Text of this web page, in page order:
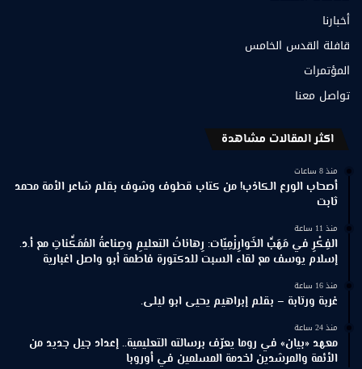
أخبارنا
قافلة القدس الخامس
المؤتمرات
تواصل معنا
اكثر المقالات مشاهدة
منذ 8 ساعات
أصحاب الورع الكاذب! من كتاب قطوف وشوف بقلم شاعر الأمة محمد
ثابت
منذ 11 ساعة
الفِكْرِ في مَهَبِّ الخَوارِزْمِيّات: رِهاناتُ التعليمِ وصِناعةُ المُمَكِّناتِ مع أ.د.
إسلام يوسف مع لقاء السبت للدكتورة فاطمة أبو واصل اغبارية
منذ 16 ساعة
غربة ورتابة – بقلم إبراهيم يحيى ابو ليلى.
منذ 24 ساعة
معهد «بيان» في روما يعرّف برسالته التعليمية.. إعداد جيل جديد من
الأئمة والمرشدين لخدمة المسلمين في أوروبا